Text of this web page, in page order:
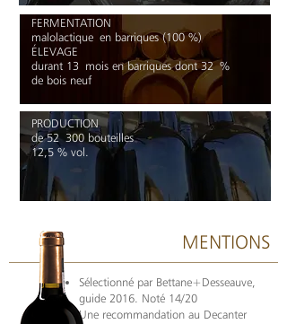
FERMENTATION
malolactique en barriques (100 %)
ÉLEVAGE
durant 13 mois en barriques dont 32 %
de bois neuf
PRODUCTION
de52 300 bouteilles
12,5 % vol.
MENTIONS
Sélectionné par Bettane+Desseauve,
guide 2016. Noté 14/20
Une recommandation au Decanter